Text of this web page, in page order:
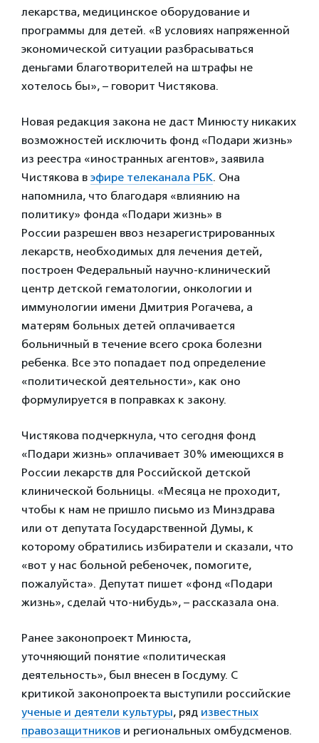
лекарства, медицинское оборудование и
программы для детей. «В условиях напряженной
экономической ситуации разбрасываться
деньгами благотворителей на штрафы не
хотелось бы», – говорит Чистякова.
Новая редакция закона не даст Минюсту никаких
возможностей исключить фонд «Подари жизнь»
из реестра «иностранных агентов», заявила
Чистякова в эфире телеканала РБК. Она
напомнила, что благодаря «влиянию на
политику» фонда «Подари жизнь» в
России разрешен ввоз незарегистрированных
лекарств, необходимых для лечения детей,
построен Федеральный научно-клинический
центр детской гематологии, онкологии и
иммунологии имени Дмитрия Рогачева, а
матерям больных детей оплачивается
больничный в течение всего срока болезни
ребенка. Все это попадает под определение
«политической деятельности», как оно
формулируется в поправках к закону.
Чистякова подчеркнула, что сегодня фонд
«Подари жизнь» оплачивает 30% имеющихся в
России лекарств для Российской детской
клинической больницы. «Месяца не проходит,
чтобы к нам не пришло письмо из Минздрава
или от депутата Государственной Думы, к
которому обратились избиратели и сказали, что
«вот у нас больной ребеночек, помогите,
пожалуйста». Депутат пишет «фонд «Подари
жизнь», сделай что-нибудь», – рассказала она.
Ранее законопроект Минюста,
уточняющий понятие «политическая
деятельность», был внесен в Госдуму. С
критикой законопроекта выступили российские
ученые и деятели культуры, ряд известных
правозащитников и региональных омбудсменов.